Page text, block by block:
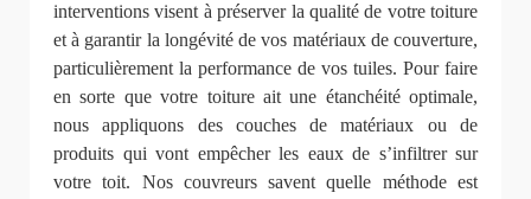
interventions visent à préserver la qualité de votre toiture
et à garantir la longévité de vos matériaux de couverture,
particulièrement la performance de vos tuiles. Pour faire
en sorte que votre toiture ait une étanchéité optimale,
nous appliquons des couches de matériaux ou de
produits qui vont empêcher les eaux de s’infiltrer sur
votre toit. Nos couvreurs savent quelle méthode est